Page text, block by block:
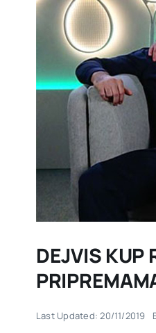
DEJVIS KUP
Last Updated: 20/11/2019